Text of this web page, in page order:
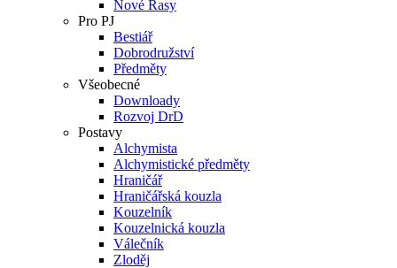
Nové Rasy
Pro PJ
Bestiář
Dobrodružství
Předměty
Všeobecné
Downloady
Rozvoj DrD
Postavy
Alchymista
Alchymistické předměty
Hraničář
Hraničářská kouzla
Kouzelník
Kouzelnická kouzla
Válečník
Zloděj